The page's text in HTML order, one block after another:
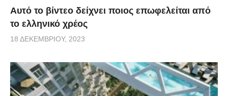
Αυτό το βίντεο δείχνει ποιος επωφελείται από
το ελληνικό χρέος
18 ΔΕΚΕΜΒΡΊΟΥ, 2023